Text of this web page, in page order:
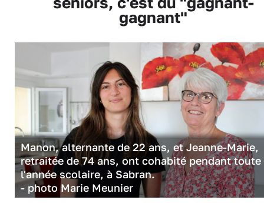
gagnant"
Manon, alternante de 22 ans, et Jeanne-Marie,
retraitée de 74 ans, ont cohabité pendant toute
l'année scolaire, à Sabran.
- photo Marie Meunier